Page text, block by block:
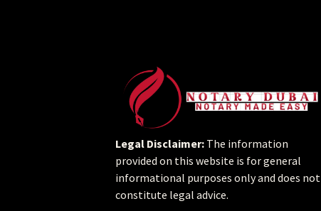
Legal Disclaimer: The information
provided on this website is for general
informational purposes only and does not
constitute legal advice.